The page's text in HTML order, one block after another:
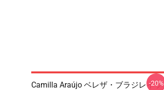
Camilla Araújo ベレザ・ブラジレイラ
-20%